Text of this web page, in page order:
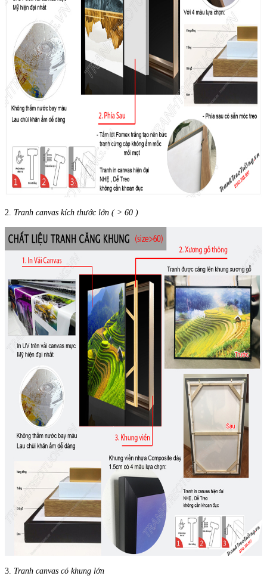
2. Tranh canvas kích thước lớn ( > 60 )
3. Tranh canvas có khung lớn